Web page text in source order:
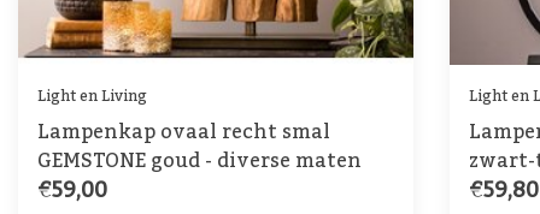
Light en Living
Lampenkap ovaal recht smal
GEMSTONE goud - diverse maten
€59,00
Light en
€59,80